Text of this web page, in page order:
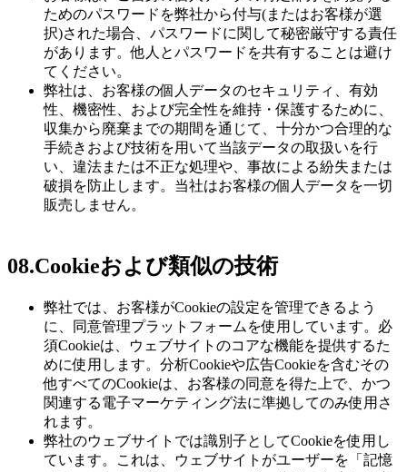
ためのパスワードを弊社から付与(またはお客様が選
択)された場合、パスワードに関して秘密厳守する責任
があります。他人とパスワードを共有することは避け
てください。
弊社は、お客様の個人データのセキュリティ、有効
性、機密性、および完全性を維持・保護するために、
収集から廃棄までの期間を通じて、十分かつ合理的な
手続きおよび技術を用いて当該データの取扱いを行
い、違法または不正な処理や、事故による紛失または
破損を防止します。当社はお客様の個人データを一切
販売しません。
08.Cookieおよび類似の技術
弊社では、お客様がCookieの設定を管理できるよう
に、同意管理プラットフォームを使用しています。必
須Cookieは、ウェブサイトのコアな機能を提供するた
めに使用します。分析Cookieや広告Cookieを含むその
他すべてのCookieは、お客様の同意を得た上で、かつ
関連する電子マーケティング法に準拠してのみ使用さ
れます。
弊社のウェブサイトでは識別子としてCookieを使用し
ています。これは、ウェブサイトがユーザーを「記憶